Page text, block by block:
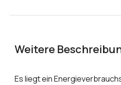
Weitere
Es liegt ein